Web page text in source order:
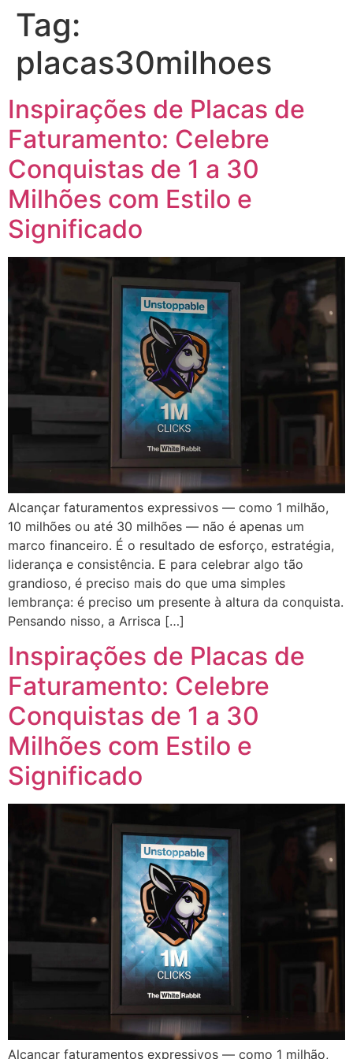
Tag:
placas30milhoes
Inspirações de Placas de
Faturamento: Celebre
Conquistas de 1 a 30
Milhões com Estilo e
Significado
Alcançar faturamentos expressivos — como 1 milhão,
10 milhões ou até 30 milhões — não é apenas um
marco financeiro. É o resultado de esforço, estratégia,
liderança e consistência. E para celebrar algo tão
grandioso, é preciso mais do que uma simples
lembrança: é preciso um presente à altura da conquista.
Pensando nisso, a Arrisca […]
Inspirações de Placas de
Faturamento: Celebre
Conquistas de 1 a 30
Milhões com Estilo e
Significado
Alcançar faturamentos expressivos — como 1 milhão,